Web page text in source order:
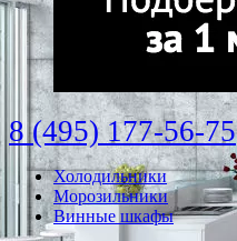
8 (495) 177-56-75
Холодильники
Морозильники
Винные шкафы